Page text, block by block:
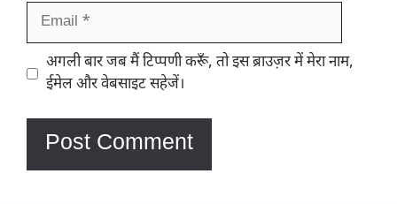
Email
Website
अगली बार जब मैं टिप्पणी करूँ, तो इस ब्राउज़र में मेरा नाम,
ईमेल और वेबसाइट सहेजें।